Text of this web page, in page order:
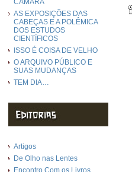
CÂMARA
AS EXPOSIÇÕES DAS
CABEÇAS E A POLÊMICA
DOS ESTUDOS
CIENTÍFICOS
ISSO É COISA DE VELHO
O ARQUIVO PÚBLICO E
SUAS MUDANÇAS
TEM DIA…
Artigos
De Olho nas Lentes
Encontro Com os Livros